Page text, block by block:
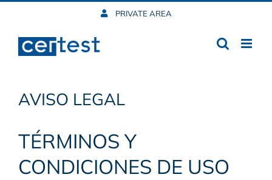
content
PRIVATE AREA
AVISO LEGAL
TÉRMINOS Y
CONDICIONES DE USO